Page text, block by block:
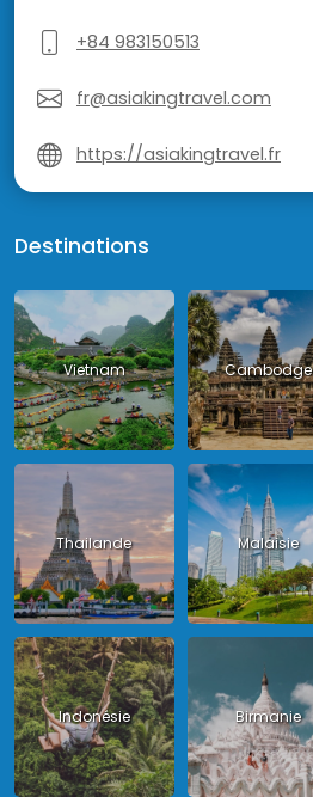
+84 983150513
fr@asiakingtravel.com
https://asiakingtravel.fr
Destinations
Vietnam Cambodge
Thailande Malaisie
Indonésie Birmanie